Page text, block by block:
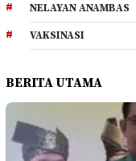
NELAYAN ANAMBAS
VAKSINASI
BERITA UTAMA